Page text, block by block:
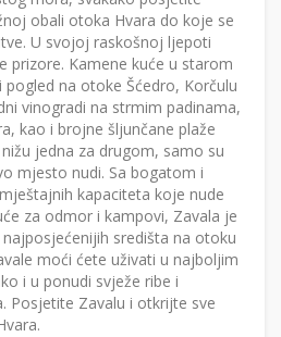
obali otoka Hvara do koje se
U svojoj raskošnoj ljepoti
prizore. Kamene kuće u starom
pogled na otoke Šćedro, Korčulu
vinogradi na strmim padinama,
kao i brojne šljunčane plaže
jedna za drugom, samo su
mjesto nudi. Sa bogatom i
kapaciteta koje nude
za odmor i kampovi, Zavala je
središta na otoku
moći ćete uživati u najboljim
i u ponudi svježe ribe i
Posjetite Zavalu i otkrijte sve